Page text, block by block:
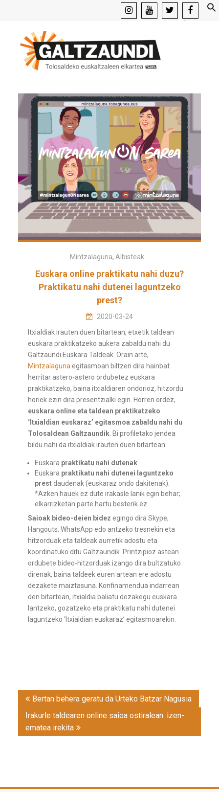
facebook
Mintzalaguna, Albisteak
Euskara online praktikatu nahi duzu?
Praktikatu nahi dutenei laguntzeko
prest?
2020-03-24
Itxialdiak irauten duen bitartean, etxetik taldean
euskara praktikatzeko aukera zabaldu nahi du
Galtzaundi Euskara Taldeak. Orain arte,
Mintzalaguna egitasmoan biltzen dira hainbat
herritar astero-astero ordubetez euskara
praktikatzeko, baina itxialdiaren ondorioz, hitzordu
horiek ezin dira presentzialki egin. Horren ordez,
euskara online eta taldean praktikatzeko
‘Itxialdian euskaraz’ egitasmoa zabaldu nahi du
Tolosaldean Galtzaundik . Bi profiletako jendea
bildu nahi da itxialdiak irauten duen bitartean:
Euskara praktikatu nahi dutenak
Euskara praktikatu nahi dutenei laguntzeko
prest daudenak (euskaraz ondo dakitenak).
*Azken hauek ez dute irakasle lanik egin behar;
elkarrizketan parte hartu besterik ez.
Saioak bideo-deien bidez egingo dira Skype,
Hangouts, WhatsApp edo antzeko tresnekin eta
hitzorduak eta taldeak aurretik adostu eta
koordinatuko ditu Galtzaundik. Printzipioz astean
ordubete bideo-hitzorduak izango dira bultzatuko
direnak, baina taldeek euren artean ere adostu
dezakete maiztasuna. Konfinamendua indarrean
den bitartean, itxialdia baliatu dezakegu euskara
lantzeko, gozatzeko eta praktikatu nahi dutenei
laguntzeko ‘Itxialdian euskaraz’ egitasmoarekin.
navigation
Bertan behera geratu da Urteko Batzar Nagusia
Irakurle taldearen online saioa ostiralean: izen-
ematea irekita